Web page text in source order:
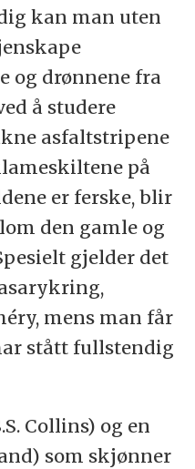
kan man uten
og drønnene fra
å studere
asfaltstripene
på
er ferske, blir
den gamle og
gjelder det
mens man får
stått fullstendig
Collins) og en
som skjønner